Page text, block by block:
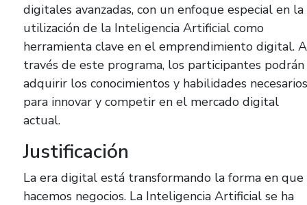
digitales avanzadas, con un enfoque especial en la
utilización de la Inteligencia Artificial como
herramienta clave en el emprendimiento digital. A
través de este programa, los participantes podrán
adquirir los conocimientos y habilidades necesarios
para innovar y competir en el mercado digital
actual.
Justificación
La era digital está transformando la forma en que
hacemos negocios. La Inteligencia Artificial se ha